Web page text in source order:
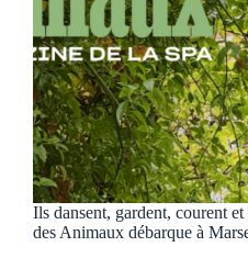
Ils dansent, gardent, courent
des Animaux débarque à